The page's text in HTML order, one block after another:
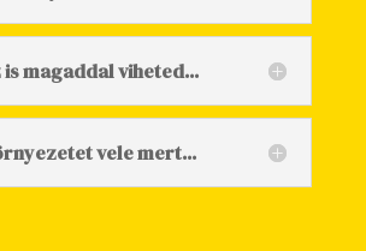
magaddal viheted...
vele mert...